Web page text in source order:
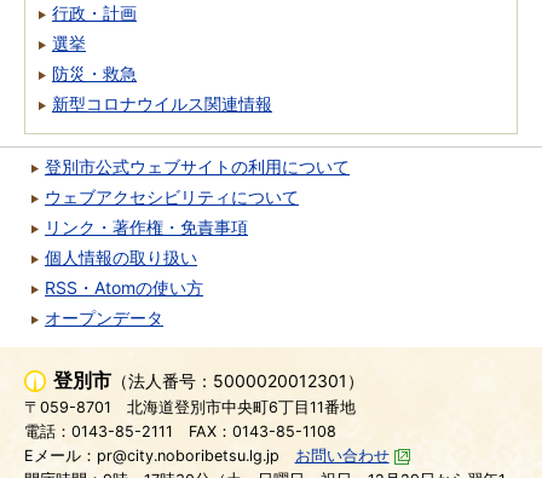
行政・計画
選挙
防災・救急
新型コロナウイルス関連情報
登別市公式ウェブサイトの利用について
ウェブアクセシビリティについて
リンク・著作権・免責事項
個人情報の取り扱い
RSS・Atomの使い方
オープンデータ
登別市 （法人番号：5000020012301）
〒059-8701
北海道登別市中央町6丁目11番地
電話：0143-85-2111
FAX：0143-85-1108
Eメール：pr@city.noboribetsu.lg.jp
お問い合わせ